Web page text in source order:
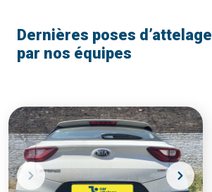
Dernières poses d’attelage
par nos équipes